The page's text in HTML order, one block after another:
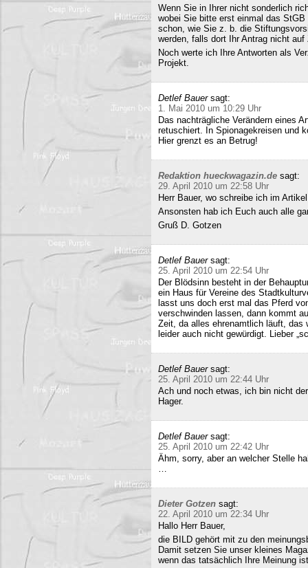
Wenn Sie in Ihrer nicht sonderlich
wobei Sie bitte erst einmal das
schon, wie Sie z. b. die
werden, falls dort Ihr Antrag nicht
Noch werte ich Ihre Antworten als
Projekt.
Detlef Bauer sagt:
1. Mai 2010 um 10:29 Uhr
Das nachträgliche Verändern eines
retuschiert. In Spionagekreisen und
Hier grenzt es an Betrug!
Redaktion hueckwagazin.de sagt:
29. April 2010 um 22:58 Uhr
Herr Bauer, wo schreibe ich im
Ansonsten hab ich Euch auch alle
Gruß D. Gotzen
Detlef Bauer sagt:
25. April 2010 um 22:54 Uhr
Der Blödsinn besteht in der
ein Haus für Vereine des
lasst uns doch erst mal das Pferd
verschwinden lassen, dann kommt
Zeit, da alles ehrenamtlich läuft, das
leider auch nicht gewürdigt. Lieber
Detlef Bauer sagt:
25. April 2010 um 22:44 Uhr
Ach und noch etwas, ich bin nicht
Hager.
Detlef Bauer sagt:
25. April 2010 um 22:42 Uhr
Ähm, sorry, aber an welcher Stelle
…
Dieter Gotzen sagt:
22. April 2010 um 22:34 Uhr
Hallo Herr Bauer,
die BILD gehört mit zu den
Damit setzen Sie unser kleines
wenn das tatsächlich Ihre Meinung